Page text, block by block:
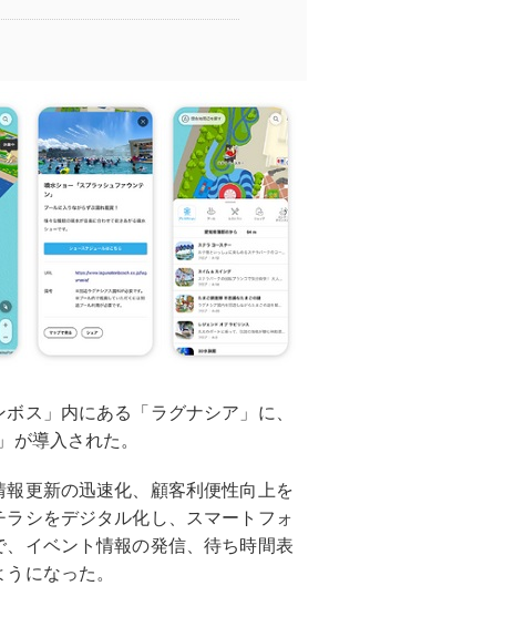
ス」内にある「ラグナシア」に、
導入された。
報更新の迅速化、顧客利便性向上を
シをデジタル化し、スマートフォ
イベント情報の発信、待ち時間表
になった。